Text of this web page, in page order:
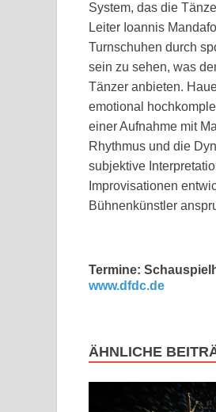
System, das die
Leiter Ioannis
Turnschuhen durch
sein zu sehen, was
Tänzer anbieten.
emotional
einer Aufnahme mit
Rhythmus und die
subjektive
Improvisationen
Bühnenkünstler
Termine:
www.dfdc.de
ÄHNLICHE